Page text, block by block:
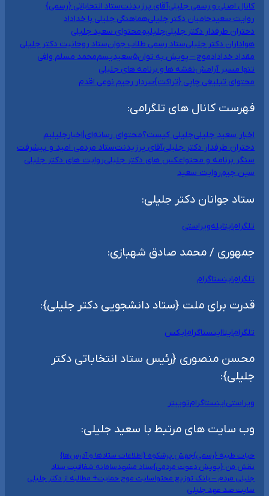
کانال اصلی و رسمی جلیلیآقای پرزیدنتستاد انتخاباتی {رسمی}
روایت سعیدحامیان دکتر جلیلیهماهنگی جلیلی با خداداد
دختران طرفدار دکتر جلیلیجلیلیممحتوای سعید جلیلی
هواداران دکتر جلیلیستاد رسمی طلاب جوانستاد روحانیت دکتر جلیلی
مقداد خدادادموج – پویش به توان۵ سعیدیسممحمد مسلم وافی
تنها مسیر آرامشنقشه ها و برنامه های جلیلی
محتوای تبلیغی چاپی {تراکت}سردار رحیم نوعی اقدم
فهرست کانال های تلگرامی:
اخبار سعید جلیلیجلیلی کیست؟محتوای رسانه‌ای|اخبارجلیلیم
دختران طرفدار دکتر جلیلیآقای پرزیدنتستاد مردمی امید و پیشرفت
سنگر برنامه و محتواعکس های دکتر جلیلیروایت های دکتر جلیلی
سین جیمروایت سعید
ستاد جوانان دکتر جلیلی:
تلگرامایتابلهویراستی
جمهوری / محمد صادق شهبازی:
تلگراماینستاگرام
قدرت برای ملت {ستاد دانشجویی دکتر جلیلی}:
تلگرامایتااینستاگرامایکس
محسن منصوری {رئیس ستاد انتخاباتی دکتر
جلیلی}:
ویراستیاینستاگرامتوییتر
وب سایت های مرتبط با سعید جلیلی:
حیات طیبه {رسمی}جهش پرشکوه {اطلاعات ستادها و آدرس‌ها}
نقش من {پویش دعوت مردمی}ستاد مشهدسامانه شفافیت ستاد
جلیلی مردم – بانک توزیع محتواسایت موج حمایت+ مطالبه از دکتر جلیلی
سایت صد عهد جلیلی